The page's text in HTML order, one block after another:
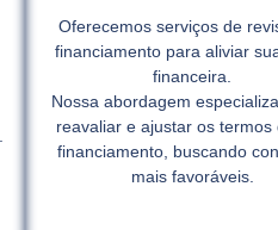
Oferecemos serviços de
financiamento para aliviar
financeira.
Nossa abordagem
reavaliar e ajustar os termos
financiamento, buscando
mais favoráveis.